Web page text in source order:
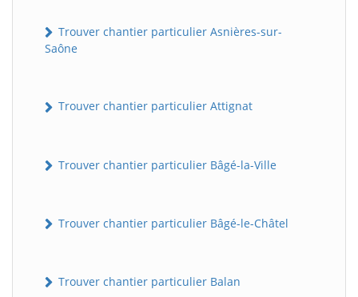
Trouver chantier particulier Asnières-sur-
Saône
Trouver chantier particulier Attignat
Trouver chantier particulier Bâgé-la-Ville
Trouver chantier particulier Bâgé-le-Châtel
Trouver chantier particulier Balan